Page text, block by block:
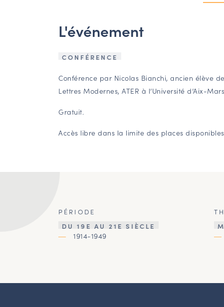
L'événement
CONFÉRENCE
Conférence par Nicolas Bianchi, ancien élève
Lettres Modernes, ATER à l’Université d’Aix-
Gratuit.
Accès libre dans la limite des places
PÉRIODE
DU 19E AU 21E SIÈCLE
1914-1949